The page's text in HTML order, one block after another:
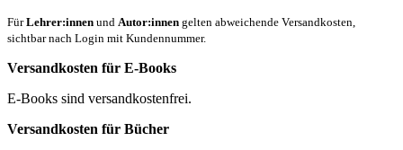
FürLehrer:innen und Autor:innen gelten abweichende Versandkosten,
sichtbar nach Login mit Kundennummer.
Versandkosten für E-Books
E-Books sind versandkostenfrei.
Versandkosten für Bücher